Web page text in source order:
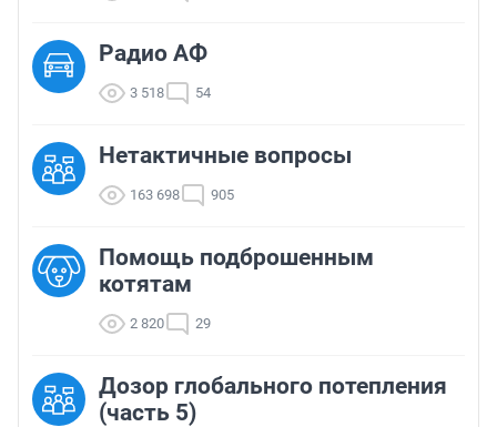
Радио АФ
3 518 54
Нетактичные вопросы
163 698 905
Помощь подброшенным
котятам
2 820 29
Дозор глобального потепления
(часть 5)